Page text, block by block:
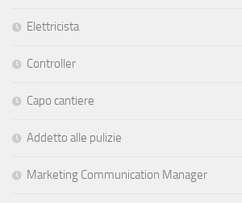
Elettricista
Controller
Capo cantiere
Addetto alle pulizie
Marketing Communication Manager